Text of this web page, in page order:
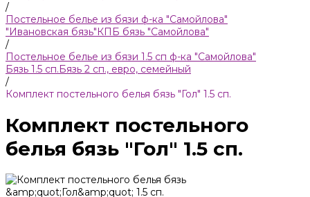
/
Постельное белье из бязи ф-ка "Самойлова"
"Ивановская бязь"КПБ бязь "Самойлова"
/
Постельное белье из бязи 1.5 сп ф-ка "Самойлова"
Бязь 1.5 сп.Бязь 2 сп., евро, семейный
/
Комплект постельного белья бязь "Гол" 1.5 сп.
Комплект постельного
белья бязь "Гол" 1.5 сп.